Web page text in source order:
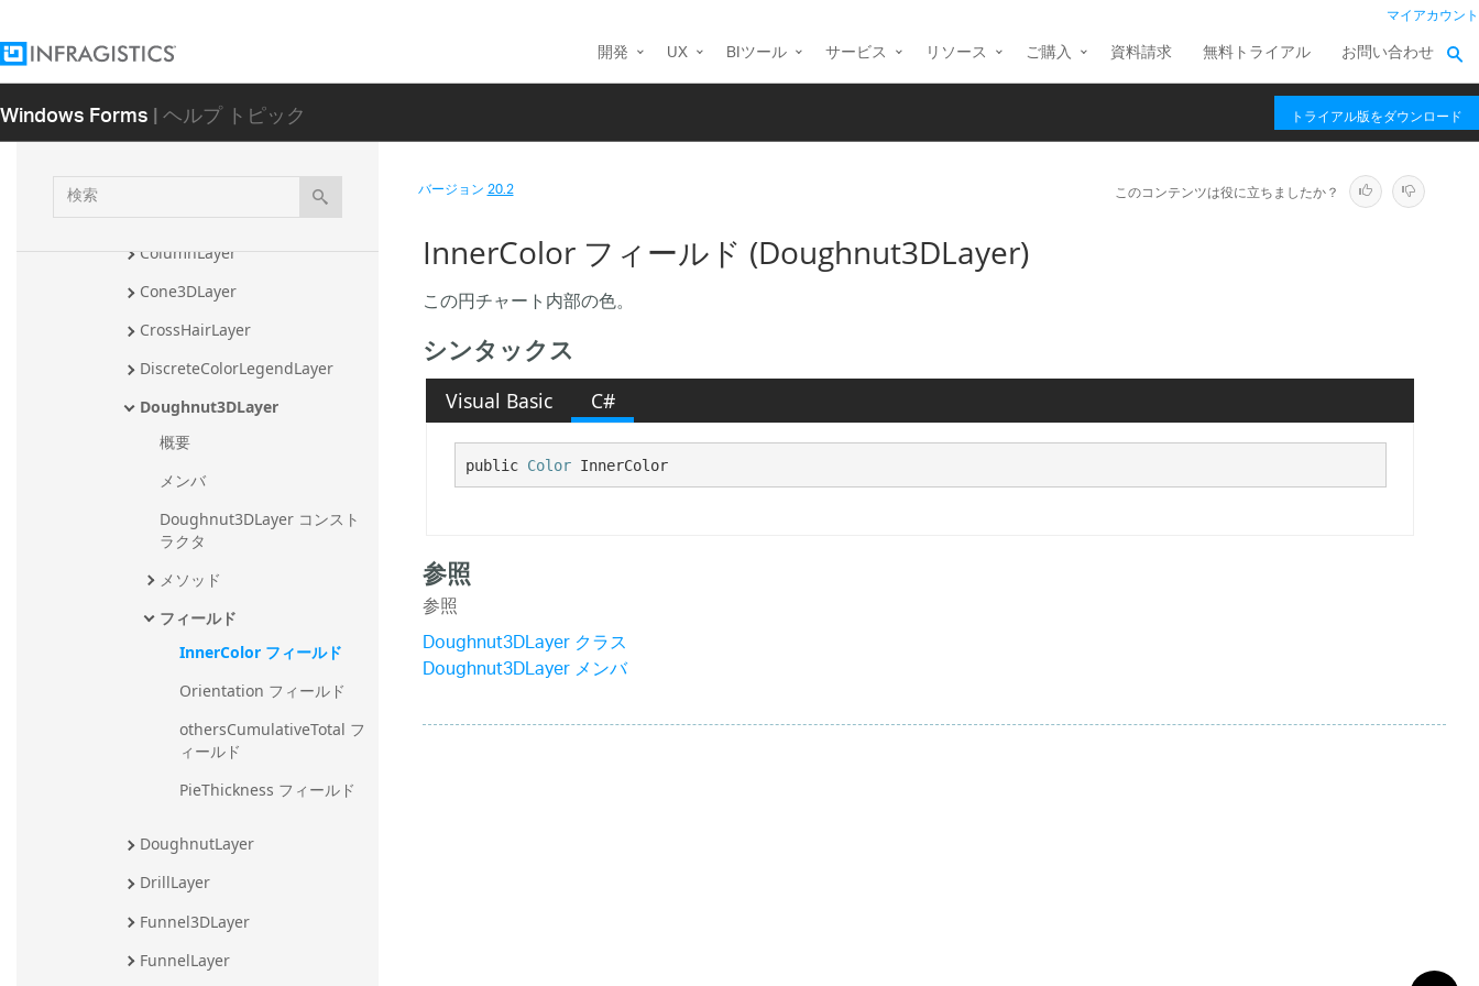
マイアカウント
開発 UX BIツール サービス リソース ご購入 資料請求 無料トライアル お問い合わせ
Windows Forms| ヘルプ トピック トライアル版をダウンロード
検
索
CandleLegendLayer
ChartLayer3D
ChartLayerCollection
Column3DLayer
ColumnLayer
Cone3DLayer
CrossHairLayer
DiscreteColorLegendLayer
Doughnut3DLayer
概要
メンバ
Doughnut3DLayer コンスト
ラクタ
メソッド
フィールド
InnerColor フィールド
Orientation フィールド
othersCumulativeTotal フ
ィールド
PieThickness フィールド
DoughnutLayer
DrillLayer
Funnel3DLayer
FunnelLayer
バージョン20.2 このコンテンツは役に立ちましたか？
InnerColor フィールド (Doughnut3DLayer)
この円チャート内部の色。
シンタックス
Visual Basic C#
public Color InnerColor
参照
参照
Doughnut3DLayer クラス
Doughnut3DLayer メンバ